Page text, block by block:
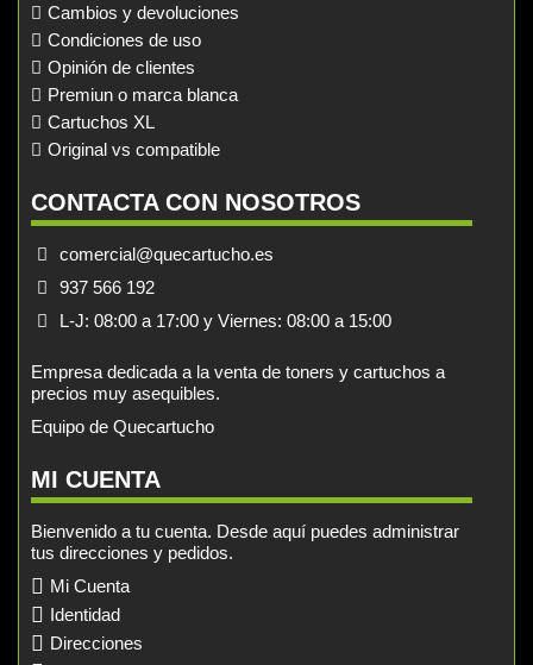
Cambios y devoluciones
Condiciones de uso
Opinión de clientes
Premiun o marca blanca
Cartuchos XL
Original vs compatible
CONTACTA CON NOSOTROS
comercial@quecartucho.es
937 566 192
L-J: 08:00 a 17:00 y Viernes: 08:00 a 15:00
Empresa dedicada a la venta de toners y cartuchos a
precios muy asequibles.
Equipo de Quecartucho
MI CUENTA
Bienvenido a tu cuenta. Desde aquí puedes administrar
tus direcciones y pedidos.
Mi Cuenta
Identidad
Direcciones